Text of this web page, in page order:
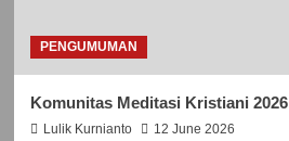
PENGUMUMAN
Komunitas Meditasi Kristiani 2026
Lulik Kurnianto 12 June 2026